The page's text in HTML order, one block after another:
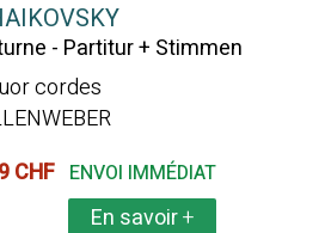
- Partitur + Stimmen
cordes
CHF ENVOI IMMÉDIAT
En savoir+